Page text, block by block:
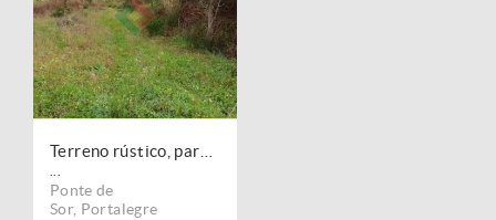
Ponte de
Sor, Portalegre